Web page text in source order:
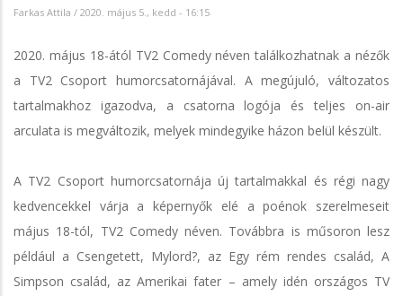
Farkas Attila / 2020. május 5., kedd - 16:15
2020. május 18-ától TV2 Comedy néven találkozhatnak a nézők
a TV2 Csoport humorcsatornájával. A megújuló, változatos
tartalmakhoz igazodva, a csatorna logója és teljes on-air
arculata is megváltozik, melyek mindegyike házon belül készült.
A TV2 Csoport humorcsatornája új tartalmakkal és régi nagy
kedvencekkel várja a képernyők elé a poénok szerelmeseit
május 18-tól, TV2 Comedy néven. Továbbra is műsoron lesz
például a Csengetett, Mylord?, az Egy rém rendes család, A
Simpson család, az Amerikai fater – amely idén országos TV